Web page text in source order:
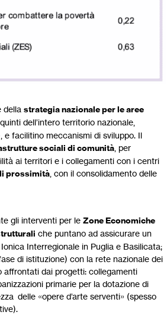
della strategia nazionale per le aree
dell’intero territorio nazionale,
facilitino meccanismi di sviluppo. Il
sociali di comunità , per
ai territori e i collegamenti con i centri
prossimità , con il consolidamento delle
gli interventi per le Zone Economiche
che puntano ad assicurare un
Interregionale in Puglia e Basilicata;
di istituzione) con la rete nazionale dei
affrontati dai progetti: collegamenti
primarie per la dotazione di
delle «opere d’arte serventi» (spesso